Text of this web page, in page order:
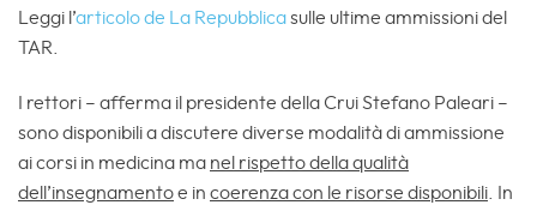
Leggi l’articolo de La Repubblicasulle ultime ammissioni del
TAR.
I rettori – afferma il presidente della Crui Stefano Paleari –
sono disponibili a discutere diverse modalità di ammissione
ai corsi in medicina ma nel rispetto della qualità
dell’insegnamentoe in coerenza con le risorse disponibili . In